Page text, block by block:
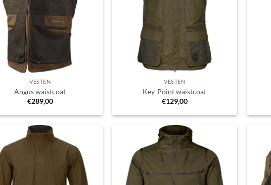
VESTEN
Angus waistcoat
€289,00
VESTEN
Key-Point waistcoat
€129,00
Toevoegen
aan
verlanglijst
Toevoegen
aan
verlanglijst